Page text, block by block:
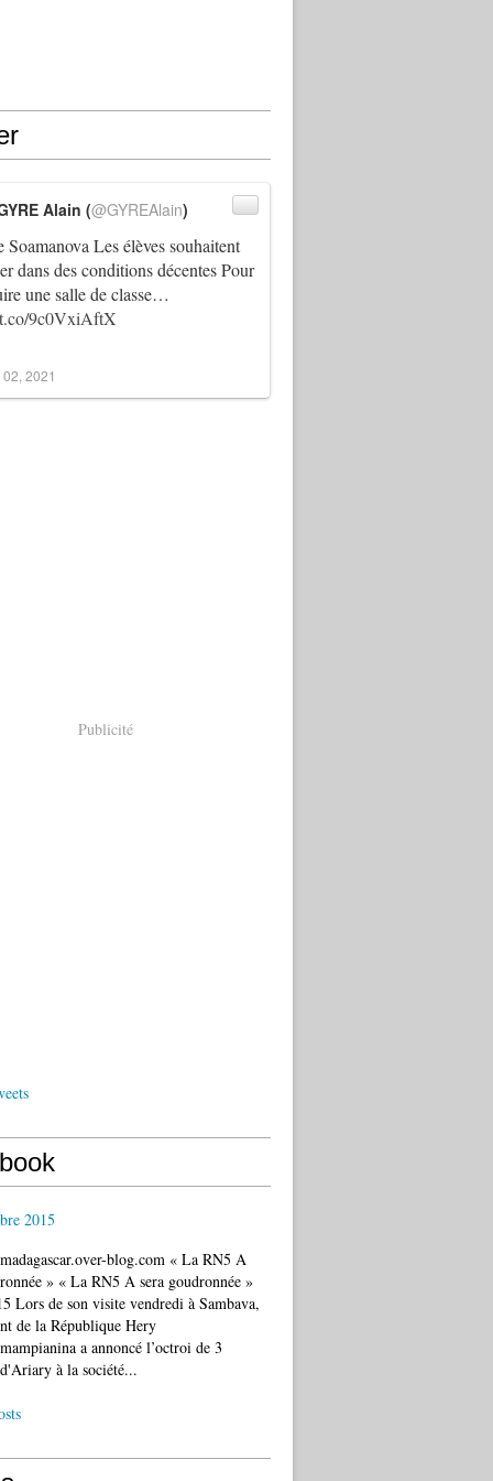
Soamanova Les élèves souhaitent
dans des conditions décentes Pour
une salle de classe…
9c0VxiAftX
Alain (@GYREAlain)
2021
Publicité
2015
blog.com « La RN5 A
» « La RN5 A sera goudronnée »
Lors de son visite vendredi à Sambava,
de la République Hery
a annoncé l’octroi de 3
à la société...